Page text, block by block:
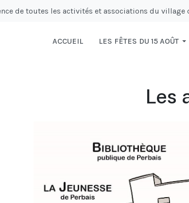
de toutes les activités et associations du village
ACCUEIL LES FÊTES DU 15 AOÛT
Les